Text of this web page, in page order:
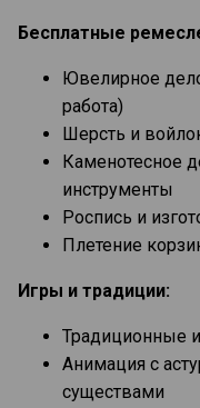
Бесплатные
Ювелирное
работа)
Шерсть и
Каменотесное
инструменты
Роспись и
Плетение
Игры и традиции:
Традиционные
Анимация с
существами